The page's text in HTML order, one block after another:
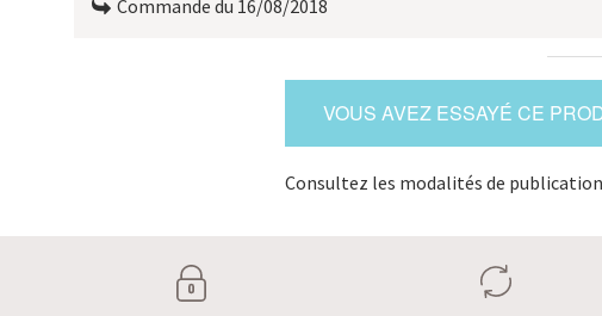
Commande du 16/08/2018
VOUS AVEZ ESSAYÉ CE
Consultez les modalités de